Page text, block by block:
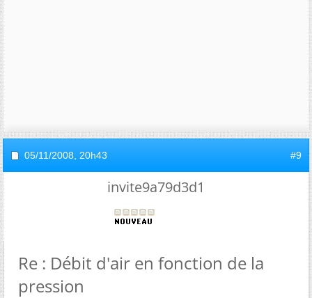
05/11/2008, 20h43 #9
invite9a79d3d1
Re : Débit d'air en fonction de la
pression